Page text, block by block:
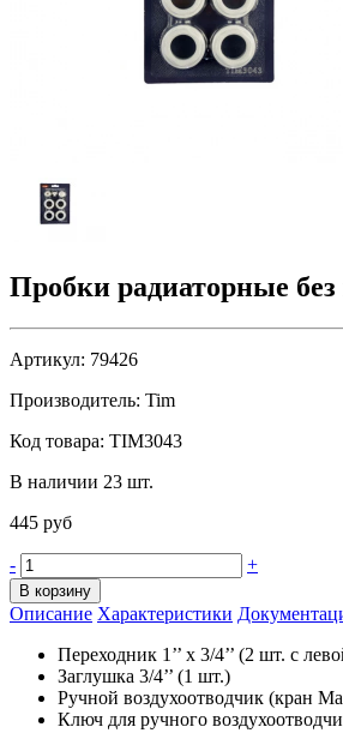
Пробки радиаторные
Артикул: 79426
Производитель: Tim
Код товара: TIM3043
В наличии 23 шт.
445 руб
- +
В корзину
Описание Характеристики
Переходник 1’’ x 3/4’’ (2 шт. с
Заглушка 3/4’’ (1 шт.)
Ручной воздухоотводчик (кран
Ключ для ручного